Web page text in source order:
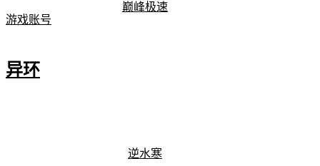
巅峰极速
逆水寒
游戏账号
异环